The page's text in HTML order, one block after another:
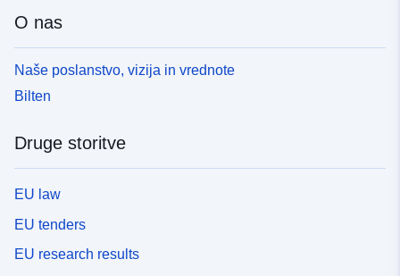
O nas
Naše poslanstvo, vizija in vrednote
Bilten
Druge storitve
EU law
EU tenders
EU research results